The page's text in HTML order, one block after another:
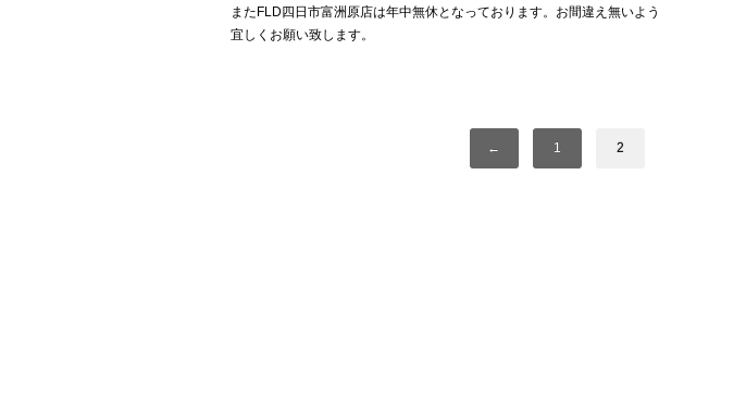
またFLD四日市富洲原店は年中無休となっております。お間違え無いよう
宜しくお願い致します。
← 1 2